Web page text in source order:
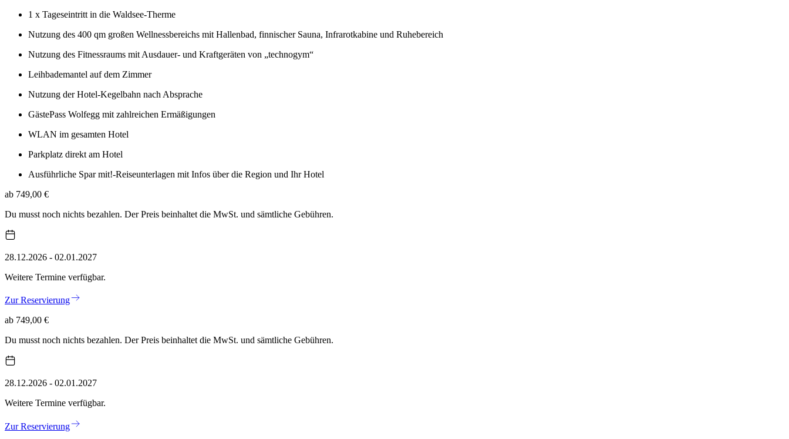
1 x Tageseintritt in die Waldsee-Therme
Nutzung des 400 qm großen Wellnessbereichs mit Hallenbad, finnischer Sauna, Infrarotkabine und Ruhebereich
Nutzung des Fitnessraums mit Ausdauer- und Kraftgeräten von „technogym“
Leihbademantel auf dem Zimmer
Nutzung der Hotel-Kegelbahn nach Absprache
GästePass Wolfegg mit zahlreichen Ermäßigungen
WLAN im gesamten Hotel
Parkplatz direkt am Hotel
Ausführliche Spar mit!-Reiseunterlagen mit Infos über die Region und Ihr Hotel
ab 749,00 €
Du musst noch nichts bezahlen. Der Preis beinhaltet die MwSt. und sämtliche Gebühren.
28.12.2026 - 02.01.2027
Weitere Termine verfügbar.
Zur Reservierung
ab 749,00 €
Du musst noch nichts bezahlen. Der Preis beinhaltet die MwSt. und sämtliche Gebühren.
28.12.2026 - 02.01.2027
Weitere Termine verfügbar.
Zur Reservierung